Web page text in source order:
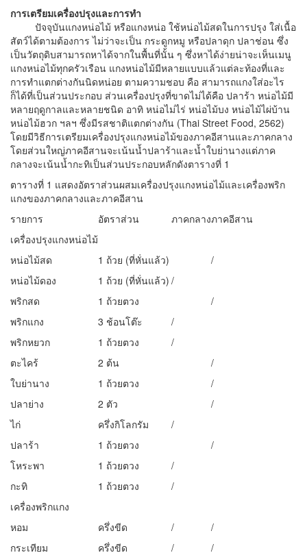
การเตรียมเครื่องปรุงและการทำ
ปัจจุบันแกงหน่อไม้ หรือแกงหน่อ ใช้หน่อไม้สดในการปรุง ใส่เนื้อ
สัตว์ได้ตามต้องการ ไม่ว่าจะเป็น กระดูกหมู หรือปลาดุก ปลาช่อน ซึ่ง
เป็นวัตถุดิบสามารถหาได้จากในพื้นที่นั้น ๆ ซึ่งหาได้ง่ายน่าจะเห็นเมนู
แกงหน่อไม้ทุกครัวเรือน แกงหน่อไม้มีหลายแบบแล้วแต่ละท้องที่และ
การทำแตกต่างกันนิดหน่อย ตามความชอบ คือ สามารถแกงใส่อะไร
ก็ได้ที่เป็นส่วนประกอบ ส่วนเครื่องปรุงที่ขาดไม่ได้คือ ปลาร้า หน่อไม้มี
หลายฤดูกาลและหลายชนิด อาทิ หน่อไม่ไร่ หน่อไม้บง หน่อไม้ไผ่บ้าน
หน่อไม้ฮวก ฯลฯ ซึ่งมีรสชาติแตกต่างกัน (Thai Street Food, 2562)
โดยมีวิธีการเตรียมเครื่องปรุงแกงหน่อไม้ของภาคอีสานและภาคกลาง
โดยส่วนใหญ่ภาคอีสานจะเน้นน้ำปลาร้าและน้ำใบย่านางแต่ภาค
กลางจะเน้นน้ำกะทิเป็นส่วนประกอบหลักดังตารางที่ 1
ตารางที่ 1 แสดงอัตราส่วนผสมเครื่องปรุงแกงหน่อไม้และเครื่องพริก
แกงของภาคกลางและภาคอีสาน
รายการ
อัตราส่วน ภาคกลางภาคอีสาน
เครื่องปรุงแกงหน่อไม้
หน่อไม้สด
1 ถ้วย (ที่หั่นแล้ว)
/
หน่อไม้ดอง
1 ถ้วย (ที่หั่นแล้ว) /
พริกสด
1 ถ้วยตวง
/
พริกแกง
3 ช้อนโต๊ะ
/
พริกหยวก
1 ถ้วยตวง
/
ตะไคร้
2 ต้น
/
ใบย่านาง
1 ถ้วยตวง
/
ปลาย่าง
2 ตัว
/
ไก่
ครึ่งกิโลกรัม
/
ปลาร้า
1 ถ้วยตวง
/
โหระพา
1 ถ้วยตวง
/
กะทิ
1 ถ้วยตวง
/
เครื่องพริกแกง
หอม
ครึ่งขีด /
/
กระเทียม
ครึ่งขีด /
/